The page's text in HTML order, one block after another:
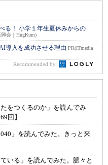
る！ 小学１年生夏休みからの
会｜HugKum)
導入を成功させる理由 PR(ITmedia
Recommended by
をつくるのか」を読んでみ
回】
」を読んでみた。きっと来
いる」を読んでみた。脈々と